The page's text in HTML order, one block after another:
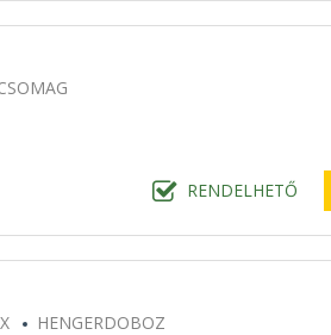
RENDELHETŐ
HENGERDOBOZ